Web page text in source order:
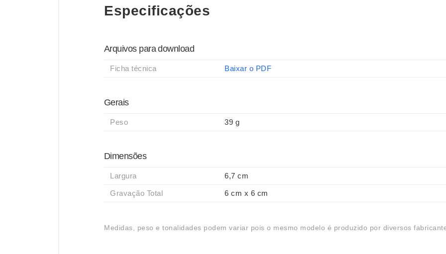
Especificações
Arquivos para download
Ficha técnica Baixar o PDF
Gerais
Peso 39 g
Dimensões
Largura 6,7 cm
Gravação Total 6 cm x 6 cm
Medidas, peso e tonalidades podem variar pois o mesmo modelo é produzido por diversos